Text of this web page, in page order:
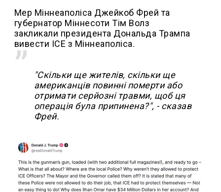
Мер Міннеаполіса Джейкоб Фрей та
губернатор Міннесоти Тім Волз
закликали президента Дональда Трампа
вивести ICE з Міннеаполіса.
"Скільки ще жителів, скільки ще
американців повинні померти або
отримати серйозні травми, щоб ця
операція була припинена?", - сказав
Фрей.